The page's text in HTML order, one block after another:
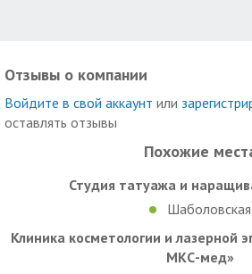
онлайн в имидж-клинику
Отзывы о компании
Войдите в свой аккаунт или
оставлять отзывы
Похожие
Студия татуажа и
Шаболовская
Клиника косметологии и
МКС-мед»